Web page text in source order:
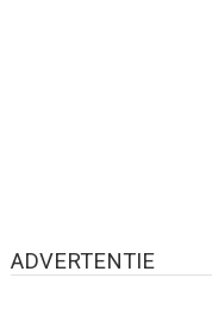
ADVERTENTIE